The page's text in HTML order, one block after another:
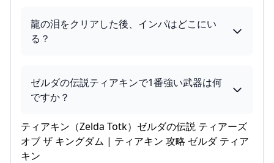
龍の泪をクリアした後、インパはどこにい
る？
ゼルダの伝説ティアキンで1番強い武器は何
ですか？
ティアキン（Zelda Totk）ゼルダの伝説 ティアーズ
オブ ザ キングダム | ティアキン 攻略 ゼルダ ティア
キン